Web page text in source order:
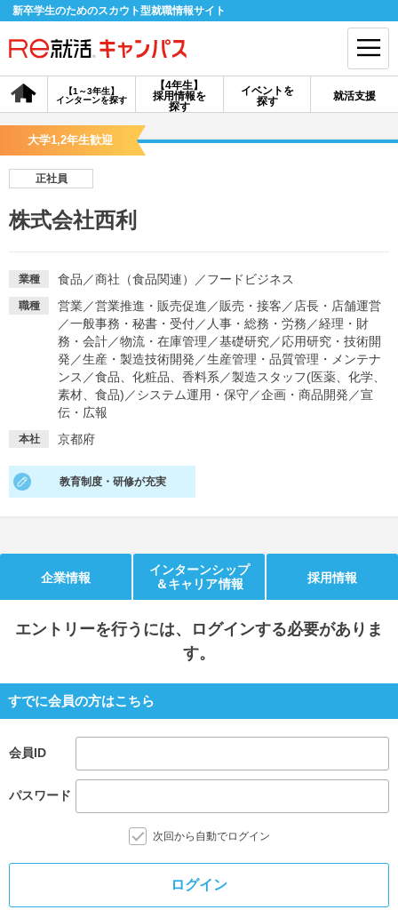
新卒学生のためのスカウト型就職情報サイト
【4年生】
採用情報を
探す
【1～3年生】
インターンを探す
イベントを
探す
就活支援
会員登録 ログイン
探す
イベントを探す スカウト お知らせ
就活ノウハウ・サポート
適職診断
就活時事ニュースを更新 不明点があればこちら
大学1,2年生歓迎
正社員
株式会社西利
業種 食品 ／商社（食品関連） ／フードビジネス
職種 営業／営業推進・販売促進 ／販売・接客 ／ 店長・店舗運営
／一般事務・秘書・受付／ 人事・総務・労務 ／経理・財
務・会計／物流・在庫管理 ／基礎研究／応用研究・技術開
発 ／生産・製造技術開発 ／生産管理・品質管理・メンテナ
ンス ／食品、化粧品、香料系 ／製造スタッフ(医薬、化学、
素材、食品) ／システム運用・保守／企画・商品開発 ／宣
伝・広報
本社 京都府
教育制度・研修が充実
企業情報
インターンシップ
＆キャリア情報
採用情報
エントリーを行うには、ログインする必要がありま
す。
すでに会員の方はこちら
会員ID
パスワード
次回から自動でログイン
ログイン